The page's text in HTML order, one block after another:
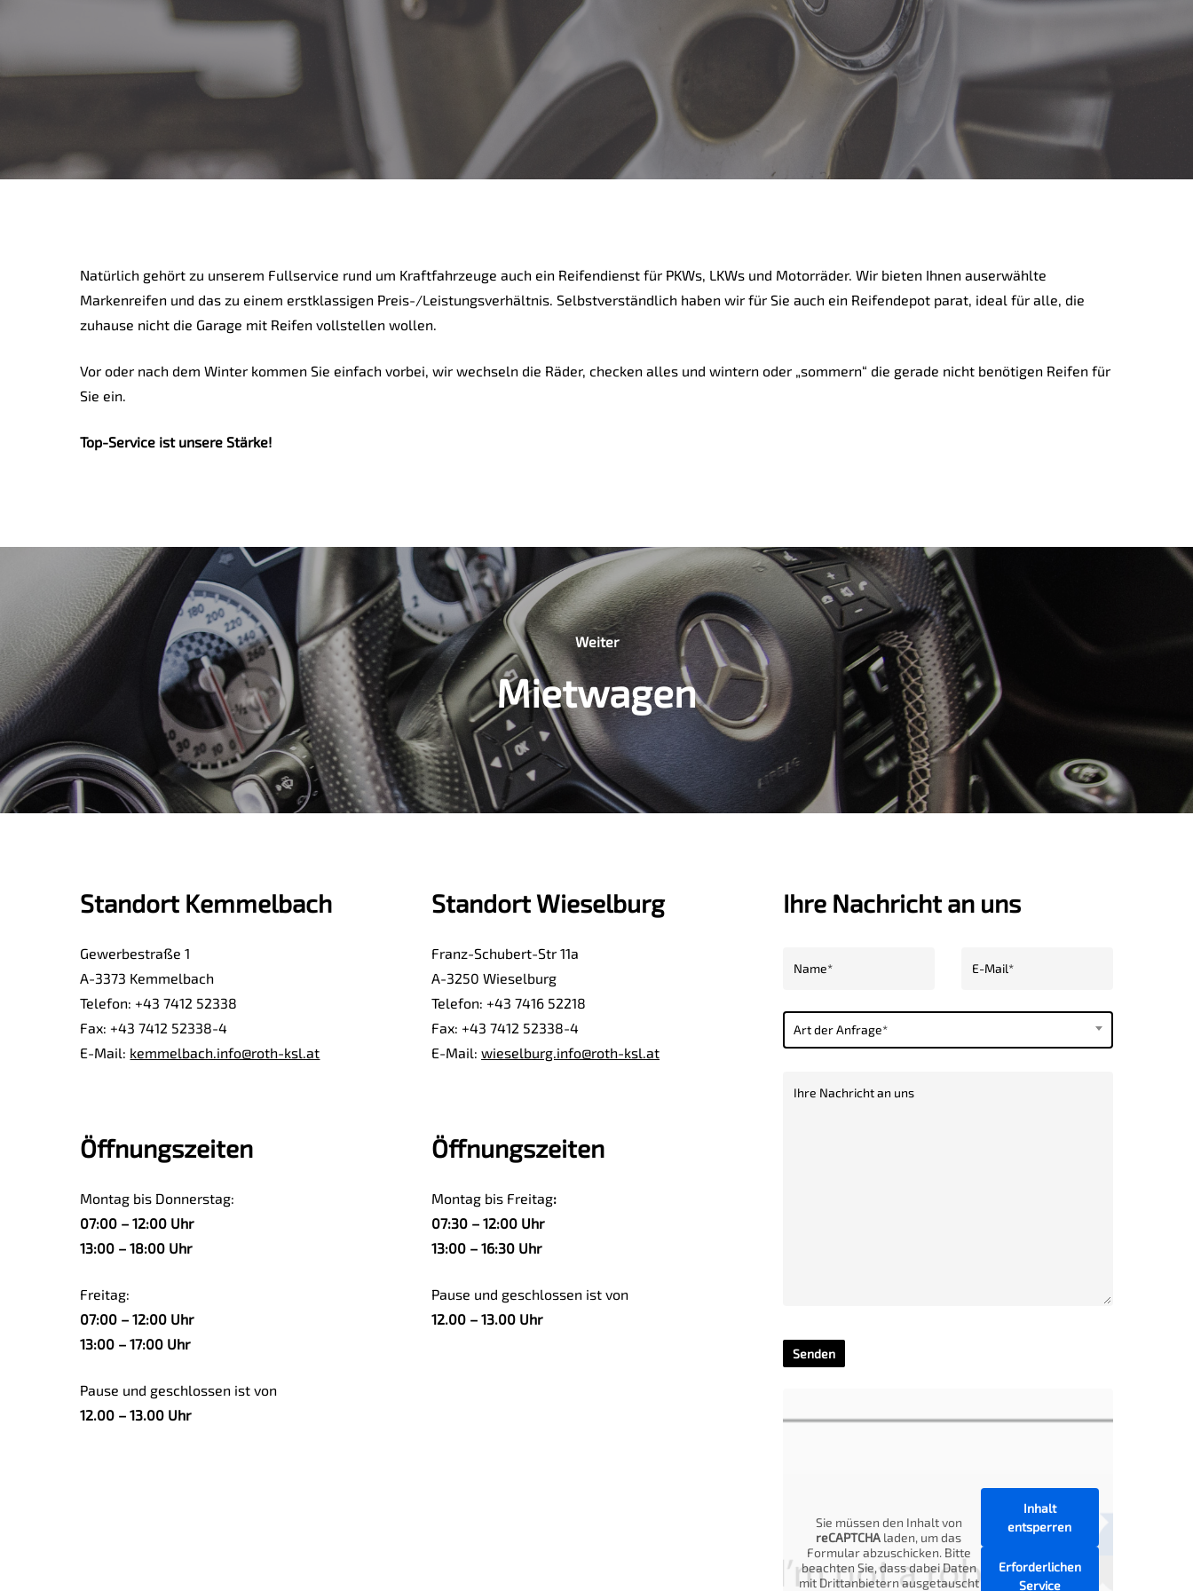
Natürlich gehört zu unserem Fullservice rund um Kraftfahrzeuge auch ein Reifendienst für PKWs, LKWs und Motorräder. Wir bieten Ihnen auserwählte
Markenreifen und das zu einem erstklassigen Preis-/Leistungsverhältnis. Selbstverständlich haben wir für Sie auch ein Reifendepot parat, ideal für alle, die
zuhause nicht die Garage mit Reifen vollstellen wollen.
Vor oder nach dem Winter kommen Sie einfach vorbei, wir wechseln die Räder, checken alles und wintern oder „sommern“ die gerade nicht benötigen Reifen für
Sie ein.
Top-Service ist unsere Stärke!
Weiter
Mietwagen
Standort Kemmelbach
Gewerbestraße 1
A-3373 Kemmelbach
Telefon: +43 7412 52338
Fax: +43 7412 52338-4
E-Mail: kemmelbach.info@roth-ksl.at
Öffnungszeiten
Montag bis Donnerstag:
07:00 – 12:00 Uhr
13:00 – 18:00 Uhr
Freitag:
07:00 – 12:00 Uhr
13:00 – 17:00 Uhr
Pause und geschlossen ist von
12.00 – 13.00 Uhr
Standort Wieselburg
Franz-Schubert-Str 11a
A-3250 Wieselburg
Telefon: +43 7416 52218
Fax: +43 7412 52338-4
E-Mail:wieselburg.info@roth-ksl.at
Öffnungszeiten
Montag bis Freitag:
07:30 – 12:00 Uhr
13:00 – 16:30 Uhr
Pause und geschlossen ist von
12.00 – 13.00 Uhr
Ihre Nachricht an uns
Art der Anfrage*
Sie müssen den Inhalt von
reCAPTCHA laden, um das
Formular abzuschicken. Bitte
beachten Sie, dass dabei Daten
mit Drittanbietern ausgetauscht
Inhalt
entsperren
Erforderlichen
Service